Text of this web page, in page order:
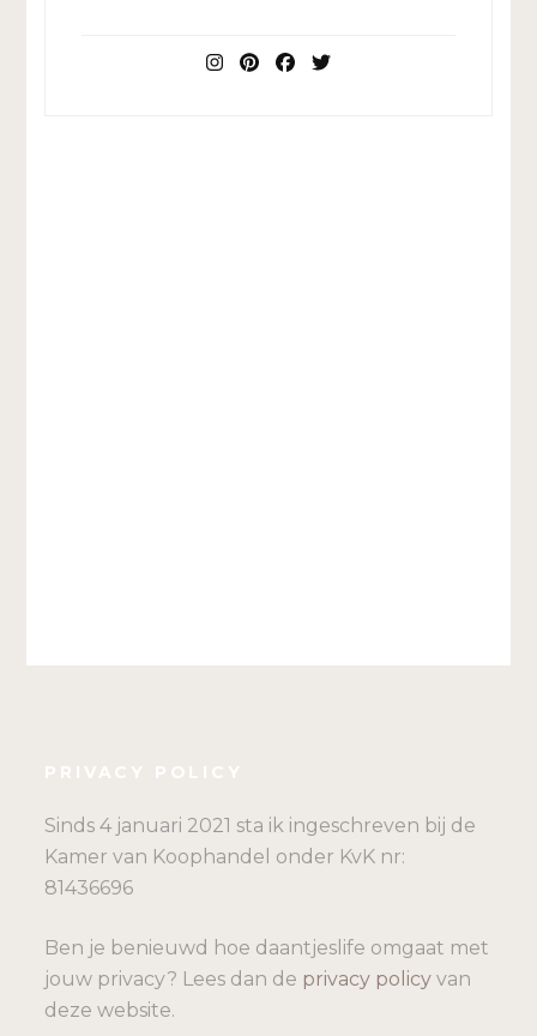
PRIVACY POLICY
Sinds 4 januari 2021 sta ik ingeschreven bij de
Kamer van Koophandel onder KvK nr:
81436696
Ben je benieuwd hoe daantjeslife omgaat met
jouw privacy? Lees dan de privacy policy van
deze website.